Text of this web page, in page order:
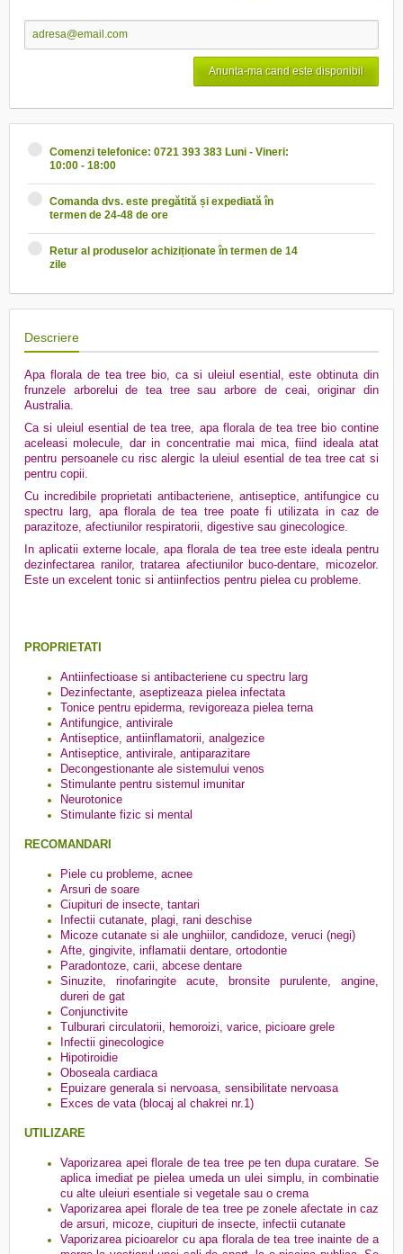
Anunta-ma cand este disponibil
Comenzi telefonice: 0721 393 383 Luni - Vineri:
10:00 - 18:00
Comanda dvs. este pregătită și expediată în
termen de 24-48 de ore
Retur al produselor achiziționate în termen de 14
zile
Descriere
Apa florala de tea tree bio, ca si uleiul esential, este obtinuta din
frunzele arborelui de tea tree sau arbore de ceai, originar din
Australia.
Ca si uleiul esential de tea tree, apa florala de tea tree bio contine
aceleasi molecule, dar in concentratie mai mica, fiind ideala atat
pentru persoanele cu risc alergic la uleiul esential de tea tree cat si
pentru copii.
Cu incredibile proprietati antibacteriene, antiseptice, antifungice cu
spectru larg, apa florala de tea tree poate fi utilizata in caz de
parazitoze, afectiunilor respiratorii, digestive sau ginecologice.
In aplicatii externe locale, apa florala de tea tree este ideala pentru
dezinfectarea ranilor, tratarea afectiunilor buco-dentare, micozelor.
Este un excelent tonic si antiinfectios pentru pielea cu probleme.
PROPRIETATI
Antiinfectioase si antibacteriene cu spectru larg
Dezinfectante, aseptizeaza pielea infectata
Tonice pentru epiderma, revigoreaza pielea terna
Antifungice, antivirale
Antiseptice, antiinflamatorii, analgezice
Antiseptice, antivirale, antiparazitare
Decongestionante ale sistemului venos
Stimulante pentru sistemul imunitar
Neurotonice
Stimulante fizic si mental
RECOMANDARI
Piele cu probleme, acnee
Arsuri de soare
Ciupituri de insecte, tantari
Infectii cutanate, plagi, rani deschise
Micoze cutanate si ale unghiilor, candidoze, veruci (negi)
Afte, gingivite, inflamatii dentare, ortodontie
Paradontoze, carii, abcese dentare
Sinuzite, rinofaringite acute, bronsite purulente, angine,
dureri de gat
Conjunctivite
Tulburari circulatorii, hemoroizi, varice, picioare grele
Infectii ginecologice
Hipotiroidie
Oboseala cardiaca
Epuizare generala si nervoasa, sensibilitate nervoasa
Exces de vata (blocaj al chakrei nr.1)
UTILIZARE
Vaporizarea apei florale de tea tree pe ten dupa curatare. Se
aplica imediat pe pielea umeda un ulei simplu, in combinatie
cu alte uleiuri esentiale si vegetale sau o crema
Vaporizarea apei florale de tea tree pe zonele afectate in caz
de arsuri, micoze, ciupituri de insecte, infectii cutanate
Vaporizarea picioarelor cu apa florala de tea tree inainte de a